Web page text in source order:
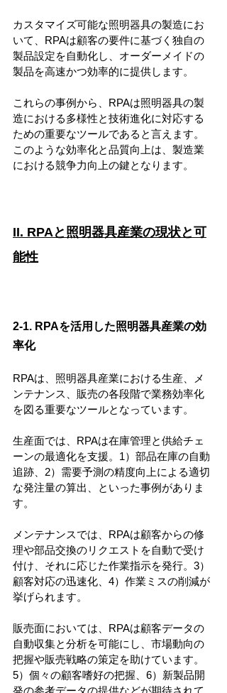
カスタマイズ可能な照明器具の製造にお
いて、RPAは顧客の要件に基づく独自の
製品設定を自動化し、オーダーメイドの
製品を高速かつ効率的に提供します。
これらの事例から、RPAは照明器具の製
造における多様性と技術進化に対応する
ための重要なツールであると言えます。
このような効率化と品質向上は、製造業
における競争力向上の鍵となります。
II. RPAと照明器具産業の現状と可
能性
2-1. RPAを活用した照明器具産業の効
率化
RPAは、照明器具産業における生産、メ
ンテナンス、販売の各段階で業務効率化
を図る重要なツールとなっています。
生産面では、RPAは在庫管理と供給チェ
ーンの最適化を支援。1）部品在庫の自動
追跡、2）需要予測の精度向上による適切
な発注量の算出、といった事例がありま
す。
メンテナンスでは、RPAは顧客からの修
理や部品交換のリクエストを自動で受け
付け、それに応じた作業指示を発行。3）
顧客対応の迅速化、4）作業ミスの削減が
挙げられます。
販売面においては、RPAは顧客データの
自動収集と分析を可能にし、市場動向の
把握や販売戦略の策定を助けています。
5）個々の顧客嗜好の把握、6）新製品開
発の参考データの提供などが期待されて